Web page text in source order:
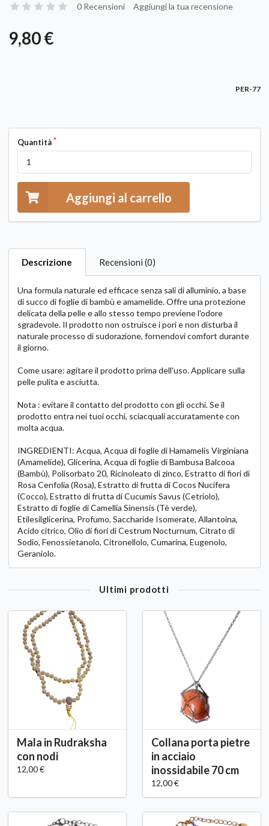
0 Recensioni Aggiungi la tua recensione
9,80 €
PER-77
Quantità
Aggiungi al carrello
Descrizione Recensioni (0)
Una formula naturale ed efficace senza sali di alluminio, a base
di succo di foglie di bambù e amamelide. Offre una protezione
delicata della pelle e allo stesso tempo previene l'odore
sgradevole. Il prodotto non ostruisce i pori e non disturba il
naturale processo di sudorazione, fornendovi comfort durante
il giorno.
Come usare: agitare il prodotto prima dell'uso. Applicare sulla
pelle pulita e asciutta.
Nota : evitare il contatto del prodotto con gli occhi. Se il
prodotto entra nei tuoi occhi, sciacquali accuratamente con
molta acqua.
INGREDIENTI: Acqua, Acqua di foglie di Hamamelis Virginiana
(Amamelide), Glicerina, Acqua di foglie di Bambusa Balcooa
(Bambù), Polisorbato 20, Ricinoleato di zinco, Estratto di fiori di
Rosa Cenfolia (Rosa), Estratto di frutta di Cocos Nucifera
(Cocco), Estratto di frutta di Cucumis Savus (Cetriolo),
Estratto di foglie di Camellia Sinensis (Tè verde),
Etilesilglicerina, Profumo, Saccharide Isomerate, Allantoina,
Acido citrico, Olio di fiori di Cestrum Nocturnum, Citrato di
Sodio, Fenossietanolo, Citronellolo, Cumarina, Eugenolo,
Geraniolo.
Ultimi prodotti
Mala in Rudraksha
con nodi
12,00 €
Collana porta pietre
in acciaio
inossidabile 70 cm
12,00 €